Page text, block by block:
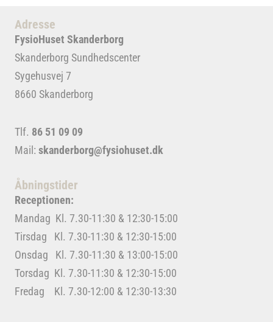
Adresse
FysioHuset Skanderborg
Skanderborg Sundhedscenter
Sygehusvej 7
8660 Skanderborg
Tlf. 86 51 09 09
Mail: skanderborg@fysiohuset.dk
Åbningstider
Receptionen:
Mandag Kl. 7.30-11:30 & 12:30-15:00
Tirsdag Kl. 7.30-11:30 & 12:30-15:00
Onsdag Kl. 7.30-11:30 & 13:00-15:00
Torsdag Kl. 7.30-11:30 & 12:30-15:00
Fredag Kl. 7.30-12:00 & 12:30-13:30